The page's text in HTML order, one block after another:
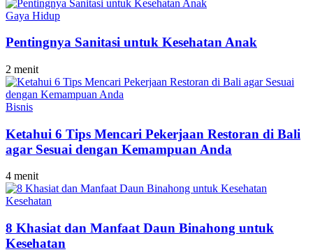
Gaya Hidup
Pentingnya Sanitasi untuk Kesehatan Anak
2 menit
Bisnis
Ketahui 6 Tips Mencari Pekerjaan Restoran di Bali
agar Sesuai dengan Kemampuan Anda
4 menit
Kesehatan
8 Khasiat dan Manfaat Daun Binahong untuk
Kesehatan